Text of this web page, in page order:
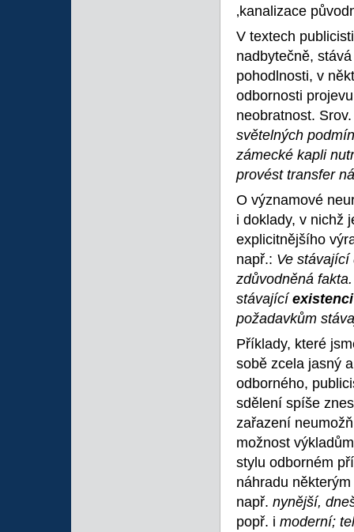
‚kanalizace
V textech
nadbytečně,
pohodlnosti, v
odbornosti
neobratnost.
světelných
zámecké kapli
provést transfer
O významové
i doklady, v nichž
explicitnějšího
např.: Ve
zdůvodněná
stávající
požadavkům
Příklady, které
sobě zcela jasný
odborného,
sdělení spíše
zařazení
možnost
stylu odborném
náhradu
např. nynější,
popř. i moderní;